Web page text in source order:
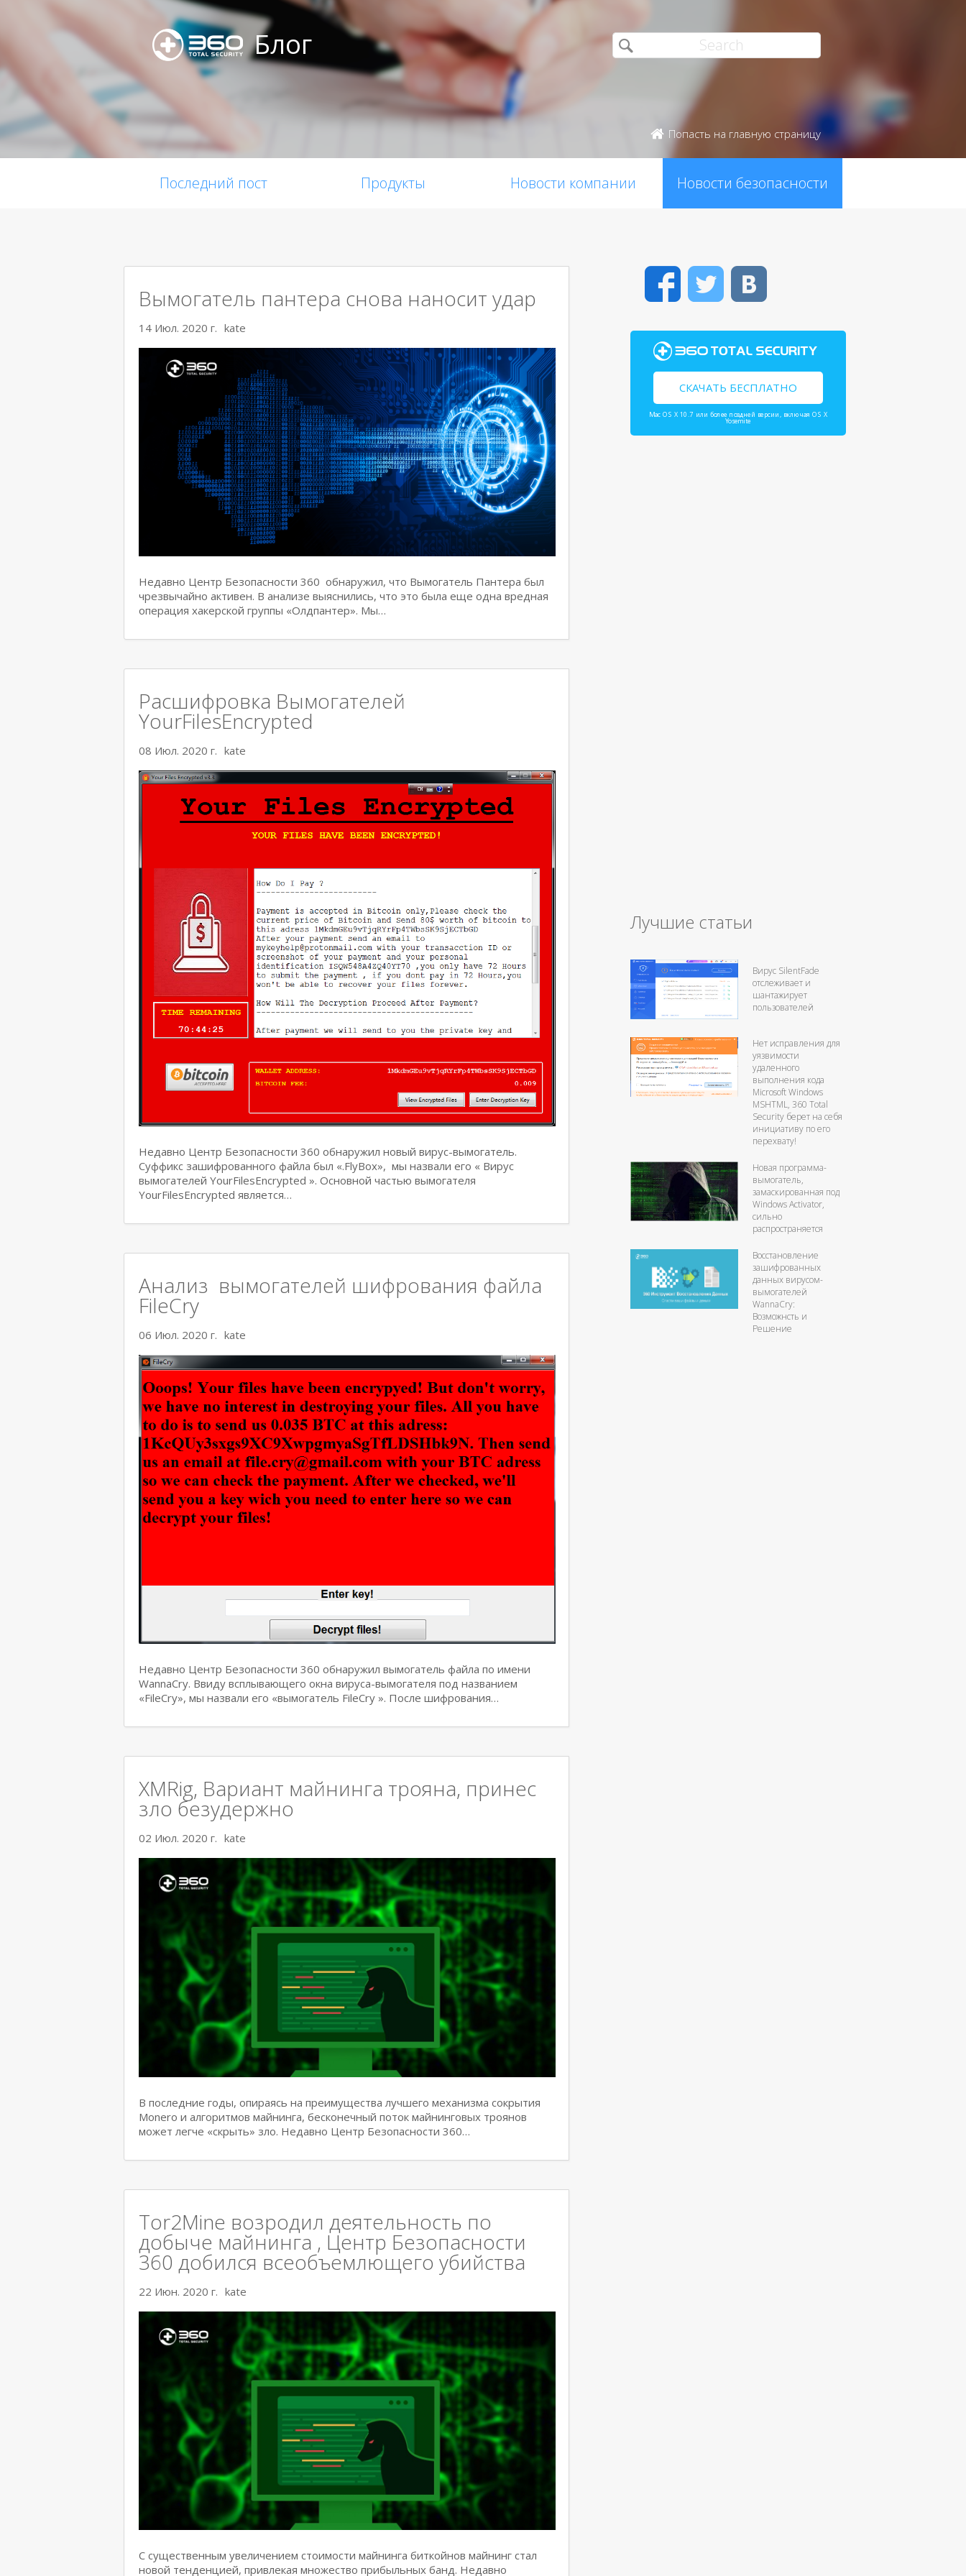
Блог
Попасть на главную страницу
Последний пост Продукты Новости компании Новости безопасности
Вымогатель пантера снова наносит удар
14 Июл. 2020 г. kate
Недавно Центр Безопасности 360 обнаружил, что Вымогатель Пантера был
чрезвычайно активен. В анализе выяснились, что это была еще одна вредная
операция хакерской группы «Олдпантер». Мы…
Расшифровка Вымогателей
YourFilesEncrypted
08 Июл. 2020 г. kate
Недавно Центр Безопасности 360 обнаружил новый вирус-вымогатель.
Суффикс зашифрованного файла был «.FlyBox», мы назвали его « Вирус
вымогателей YourFilesEncrypted ». Основной частью вымогателя
YourFilesEncrypted является…
Анализ вымогателей шифрования файла
FileCry
06 Июл. 2020 г. kate
Недавно Центр Безопасности 360 обнаружил вымогатель файла по имени
WannaCry. Ввиду всплывающего окна вируса-вымогателя под названием
«FileCry», мы назвали его «вымогатель FileCry ». После шифрования…
XMRig, Вариант майнинга трояна, принес
зло безудержно
02 Июл. 2020 г. kate
В последние годы, опираясь на преимущества лучшего механизма сокрытия
Monero и алгоритмов майнинга, бесконечный поток майнинговых троянов
может легче «скрыть» зло. Недавно Центр Безопасности 360…
Tor2Mine возродил деятельность по
добыче майнинга , Центр Безопасности
360 добился всеобъемлющего убийства
22 Июн. 2020 г. kate
С существенным увеличением стоимости майнинга биткойнов майнинг стал
новой тенденцией, привлекая множество прибыльных банд. Недавно
FacebookTwitter
СКАЧАТЬ БЕСПЛАТНО
Mac OS X 10.7 или более поздней версии, включая OS X
Yosemite
Лучшие статьи
Вирус SilentFade
отслеживает и
шантажирует
пользователей
Нет исправления для
уязвимости
удаленного
выполнения кода
Microsoft Windows
MSHTML, 360 Total
Security берет на себя
инициативу по его
перехвату!
Новая программа-
вымогатель,
замаскированная под
Windows Activator,
сильно
распространяется
Восстановление
зашифрованных
данных вирусом-
вымогателей
WannaCry:
Возможнсть и
Решение